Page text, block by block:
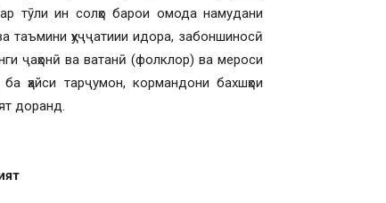
тӯли ин солҳо барои омода намудани
таъмини ҳуҷҷатиии идора, забоншиносӣ
ҷаҳонӣ ва ватанӣ (фолклор) ва мероси
ҳайси тарҷумон, кормандони бахшҳои
доранд.